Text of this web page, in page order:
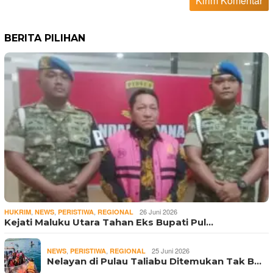
BERITA PILIHAN
HUKRIM NEWS PERISTIWA REGIONAL 26 Juni 2026
Kejati Maluku Utara Tahan Eks Bupati Pul…
NEWS PERISTIWA REGIONAL 25 Juni 2026
Nelayan di Pulau Taliabu Ditemukan Tak B…